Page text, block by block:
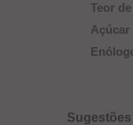
Teor
Açúcar